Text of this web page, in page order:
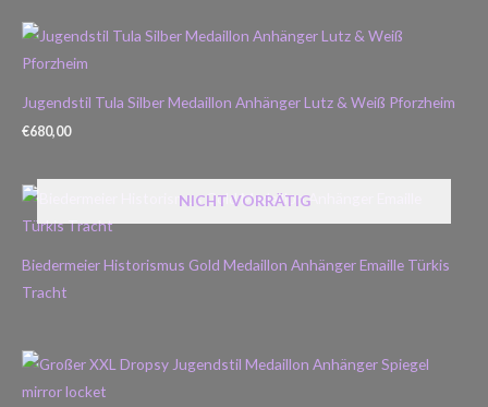
Jugendstil Tula Silber Medaillon Anhänger Lutz & Weiß Pforzheim
€680,00
NICHT VORRÄTIG
Biedermeier Historismus Gold Medaillon Anhänger Emaille Türkis
Tracht